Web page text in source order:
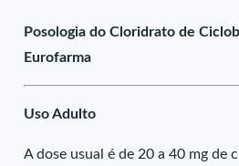
Posologia do Cloridrato de
Eurofarma
Uso Adulto
A dose usual é de 20 a 40 mg de